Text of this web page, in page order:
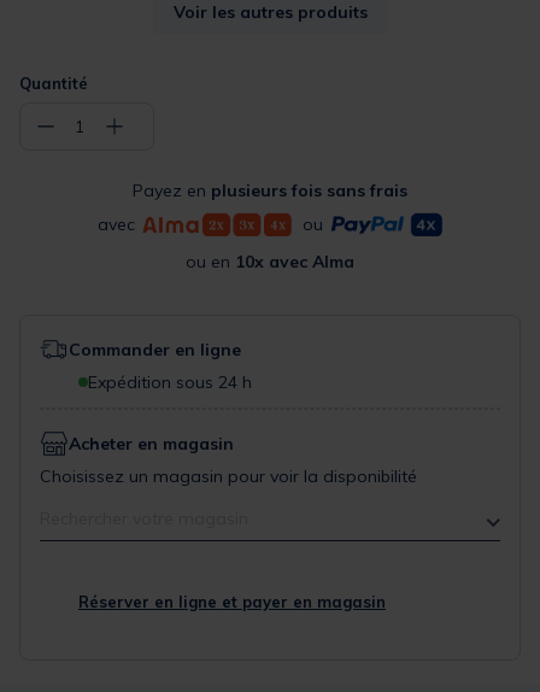
Voir les autres produits
Quantité
− 1 +
Payez en plusieurs fois sans frais
avec
ou
ou en 10x avec Alma
Commander en ligne
Expédition sous 24 h
Acheter en magasin
Choisissez un magasin pour voir la disponibilité
Réserver en ligne et payer en magasin